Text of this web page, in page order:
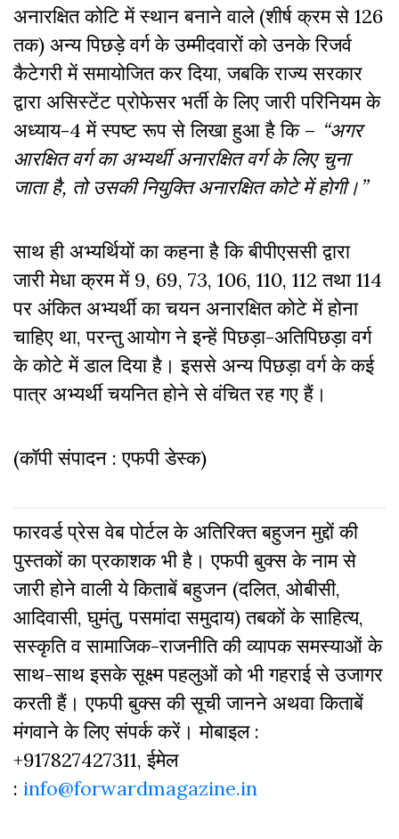
अनारक्षित कोटि में स्थान बनाने वाले (शीर्ष क्रम से 126
तक) अन्य पिछड़े वर्ग के उम्मीदवारों को उनके रिजर्व
कैटेगरी में समायोजित कर दिया, जबकि राज्य सरकार
द्वारा असिस्टेंट प्रोफेसर भर्ती के लिए जारी परिनियम के
अध्याय-4 में स्पष्ट रूप से लिखा हुआ है कि – “अगर
आरक्षित वर्ग का अभ्यर्थी अनारक्षित वर्ग के लिए चुना
जाता है, तो उसकी नियुक्ति अनारक्षित कोटे में होगी।’’
साथ ही अभ्यर्थियों का कहना है कि बीपीएससी द्वारा
जारी मेधा क्रम में 9, 69, 73, 106, 110, 112 तथा 114
पर अंकित अभ्यर्थी का चयन अनारक्षित कोटे में होना
चाहिए था, परन्तु आयोग ने इन्हें पिछड़ा-अतिपिछड़ा वर्ग
के कोटे में डाल दिया है। इससे अन्य पिछड़ा वर्ग के कई
पात्र अभ्यर्थी चयनित होने से वंचित रह गए हैं।
(कॉपी संपादन : एफपी डेस्क)
फारवर्ड प्रेस वेब पोर्टल के अतिरिक्‍त बहुजन मुद्दों की
पुस्‍तकों का प्रकाशक भी है। एफपी बुक्‍स के नाम से
जारी होने वाली ये किताबें बहुजन (दलित, ओबीसी,
आदिवासी, घुमंतु, पसमांदा समुदाय) तबकों के साहित्‍य,
सस्‍क‍ृति व सामाजिक-राजनीति की व्‍यापक समस्‍याओं के
साथ-साथ इसके सूक्ष्म पहलुओं को भी गहराई से उजागर
करती हैं। एफपी बुक्‍स की सूची जानने अथवा किताबें
मंगवाने के लिए संपर्क करें। मोबाइल :
+917827427311, ईमेल
: info@forwardmagazine.in